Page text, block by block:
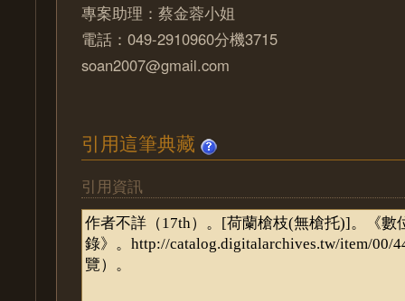
專案助理：蔡金蓉小姐
電話：049-2910960分機3715
soan2007@gmail.com
引用這筆典藏
引用資訊